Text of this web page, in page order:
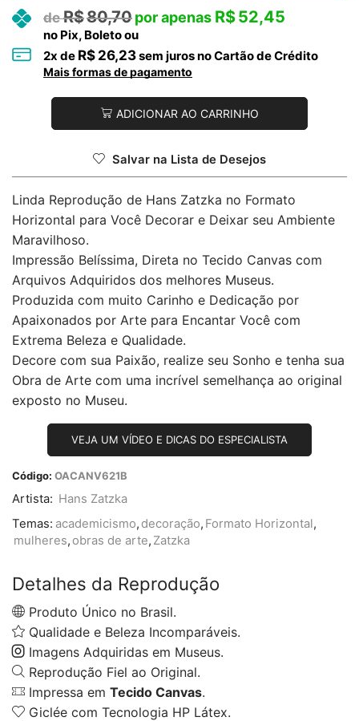
R$80,70 R$52,45
no Pix, Boleto ou
2x de R$ 26,23sem juros no Cartão de Crédito
Mais formas de pagamento
ADICIONAR AO CARRINHO
Salvar na Lista de Desejos
Linda Reprodução de Hans Zatzka no Formato
Horizontal para Você Decorar e Deixar seu Ambiente
Maravilhoso.
Impressão Belíssima, Direta no Tecido Canvas com
Arquivos Adquiridos dos melhores Museus.
Produzida com muito Carinho e Dedicação por
Apaixonados por Arte para Encantar Você com
Extrema Beleza e Qualidade.
Decore com sua Paixão, realize seu Sonho e tenha sua
Obra de Arte com uma incrível semelhança ao original
exposto no Museu.
VEJA UM VÍDEO E DICAS DO ESPECIALISTA
Código: OACANV621B
Artista: Hans Zatzka
Temas: academicismo, decoração, Formato Horizontal ,
mulheres, obras de arte, Zatzka
Detalhes da Reprodução
Produto Único no Brasil.
Qualidade e Beleza Incomparáveis.
Imagens Adquiridas em Museus.
Reprodução Fiel ao Original.
Impressa em Tecido Canvas.
Giclée com Tecnologia HP Látex.